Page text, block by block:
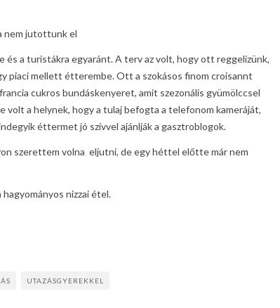
nem jutottunk el
és a turistákra egyaránt. A terv az volt, hogy ott reggelizünk,
piaci mellett étterembe. Ott a szokásos finom croisannt
cukros bundáskenyeret, amit szezonális gyümölccsel
volt a helynek, hogy a tulaj befogta a telefonom kameráját,
éttermet jó szívvel ajánlják a gasztroblogok.
szerettem volna eljutni, de egy héttel előtte már nem
nizzai étel.
UTAZÁSGYEREKKEL